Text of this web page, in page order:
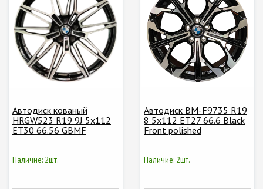
Автодиск кованый
HRGW523 R19 9J 5x112
ET30 66.56 GBMF
Наличие: 2шт.
Автодиск BM-F9735 R19
8 5x112 ET27 66.6 Black
Front polished
Наличие: 2шт.